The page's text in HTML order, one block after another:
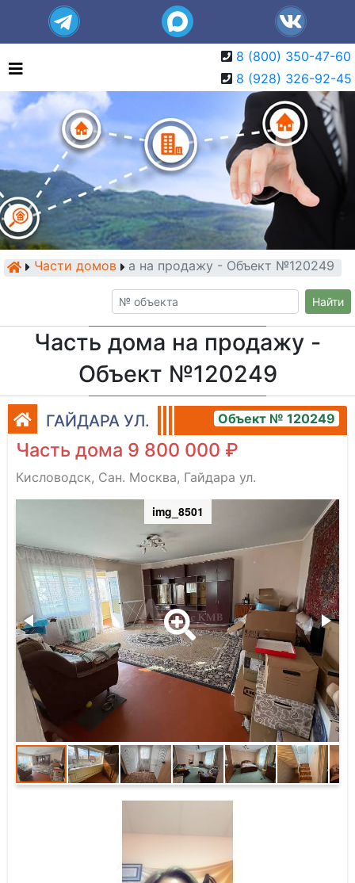
8 (800) 350-47-60
8 (928) 326-92-45
Части домов
Часть дома на продажу - Объект №120249
Найти
Часть дома на продажу -
Объект №120249
ГАЙДАРА УЛ. Объект № 120249
Часть дома 9 800 000 ₽
Кисловодск, Сан. Москва, Гайдара ул.
img_8501